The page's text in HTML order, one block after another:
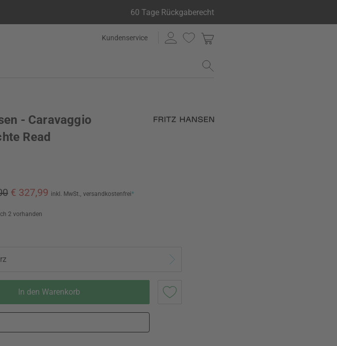
60 Tage Rückgaberecht
Kundenservice
- Caravaggio
Read
€ 327,99 inkl. MwSt., versandkostenfrei*
2 vorhanden
In den Warenkorb